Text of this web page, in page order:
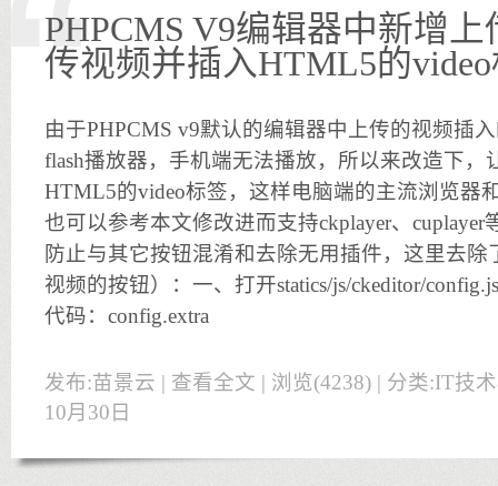
PHPCMS V9编辑器中新增
传视频并插入HTML5的
由于PHPCMS v9默认的编辑器中上传的视频插
flash播放器，手机端无法播放，所以来改造下，
HTML5的video标签，这样电脑端的主流浏览器
也可以参考本文修改进而支持ckplayer、
防止与其它按钮混淆和去除无用插件，这里去除
视频的按钮）：一、打开statics/js/ckeditor/
代码：config.extra
发布:苗景云 | 查看全文 | 浏览(4238) | 分类:IT技
10月30日